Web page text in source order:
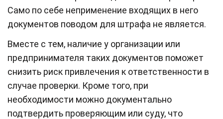
Само по себе неприменение входящих в него
документов поводом для штрафа не является.
Вместе с тем, наличие у организации или
предпринимателя таких документов поможет
снизить риск привлечения к ответственности в
случае проверки. Кроме того, при
необходимости можно документально
подтвердить проверяющим или суду, что